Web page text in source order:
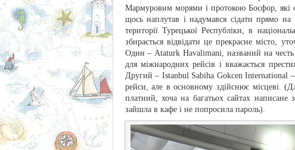
Мармуровим морями і протокою Босфор, які
щось наплутав і надумався сідати прямо
території Турецької Республіки, в
збирається відвідати це прекрасне місто,
Один – Ataturk Havalimani, названий на
для міжнародних рейсів і вважається
Другий – Istanbul Sabiha Gokcen International –
рейси, але в основному здійснює місцеві.
платний, хоча на багатьох сайтах
зайшла в кафе і не попросила пароль).